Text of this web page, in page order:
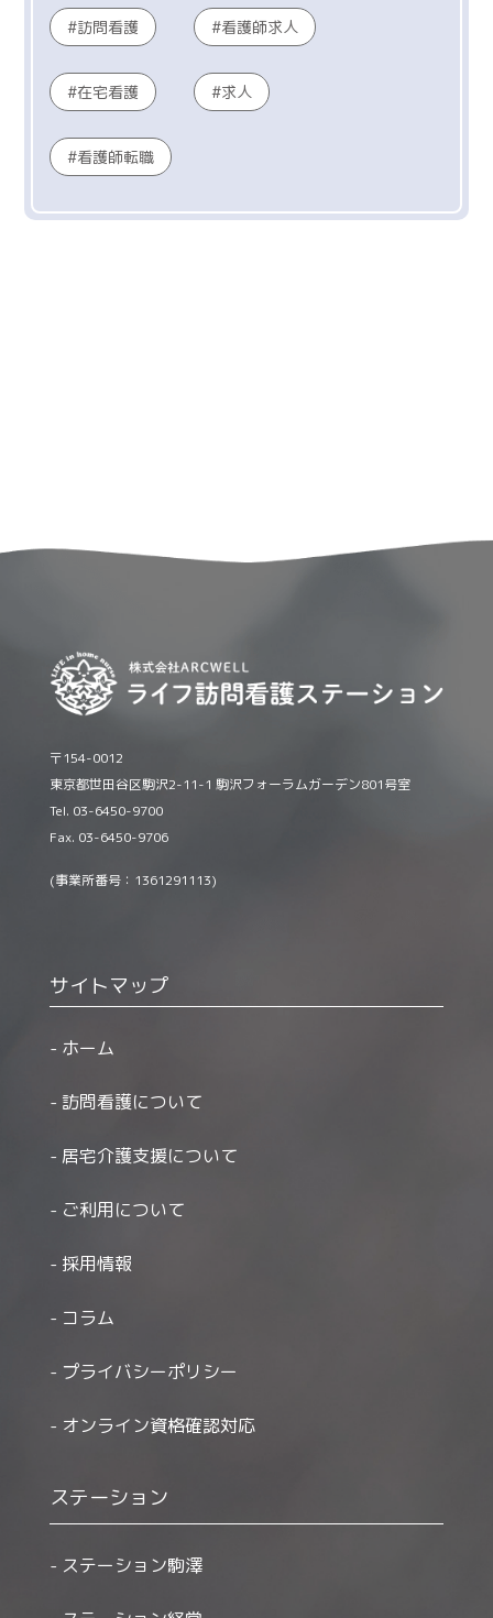
訪問看護 看護師求人
在宅看護 求人
看護師転職
〒154-0012
東京都世田谷区駒沢2-11-1 駒沢フォーラムガーデン801号室
Tel. 03-6450-9700
Fax. 03-6450-9706
(事業所番号：1361291113)
サイトマップ
ホーム
訪問看護について
居宅介護支援について
ご利用について
採用情報
コラム
プライバシーポリシー
オンライン資格確認対応
ステーション
ステーション駒澤